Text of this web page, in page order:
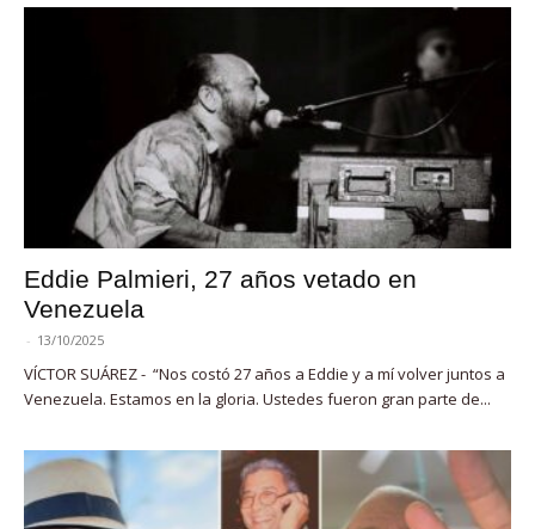
Eddie Palmieri, 27 años vetado en
Venezuela
- 13/10/2025
VÍCTOR SUÁREZ - “Nos costó 27 años a Eddie y a mí volver juntos a
Venezuela. Estamos en la gloria. Ustedes fueron gran parte de...